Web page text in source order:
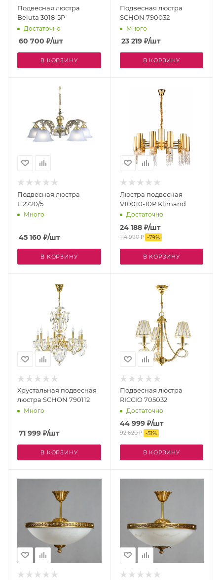
Подвесная люстра
Beluta 3018-5P
Достаточно
60 700 ₽/шт
В КОРЗИНУ
Подвесная люстра
SCHON 790032
Много
23 219₽/шт
В КОРЗИНУ
Подвесная люстра
L.2720/5
Много
45 160 ₽/шт
В КОРЗИНУ
Люстра подвесная
V10010-10P Klimand
Достаточно
24 188₽/шт
114 990₽ -79%
В КОРЗИНУ
Хрустальная подвесная
люстра SCHON 790112
Много
71 999 ₽/шт
В КОРЗИНУ
Подвесная люстра
RICCIO 705032
Достаточно
44 999₽/шт
92 620₽ -51%
В КОРЗИНУ